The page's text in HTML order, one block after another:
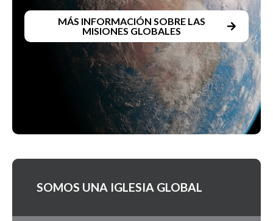
MÁS INFORMACIÓN SOBRE LAS
MISIONES GLOBALES
SOMOS UNA IGLESIA GLOBAL